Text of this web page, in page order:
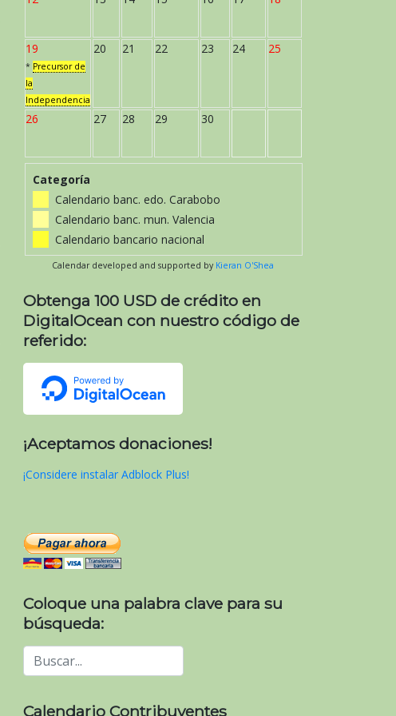
19
* Precursor de
la
Independencia
20 21 22 23 24 25
26 27 28 29 30
Categoría
Calendario banc. edo. Carabobo
Calendario banc. mun. Valencia
Calendario bancario nacional
Calendar developed and supported by Kieran O'Shea
Obtenga 100 USD de crédito en
DigitalOcean con nuestro código de
referido:
¡Aceptamos donaciones!
¡Considere instalar Adblock Plus!
Coloque una palabra clave para su
búsqueda:
Calendario Contribuyentes